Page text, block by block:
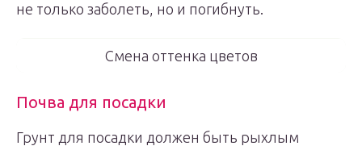
не только заболеть, но и погибнуть.
Смена оттенка цветов
Почва для посадки
Грунт для посадки должен быть рыхлым